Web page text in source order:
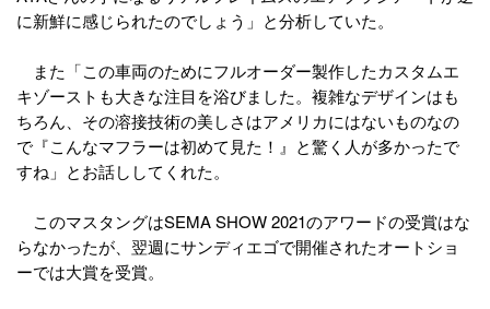
に新鮮に感じられたのでしょう」と分析していた。
また「この車両のためにフルオーダー製作したカスタムエ
キゾーストも大きな注目を浴びました。複雑なデザインはも
ちろん、その溶接技術の美しさはアメリカにはないものなの
で『こんなマフラーは初めて見た！』と驚く人が多かったで
すね」とお話ししてくれた。
このマスタングはSEMA SHOW 2021のアワードの受賞はな
らなかったが、翌週にサンディエゴで開催されたオートショ
ーでは大賞を受賞。